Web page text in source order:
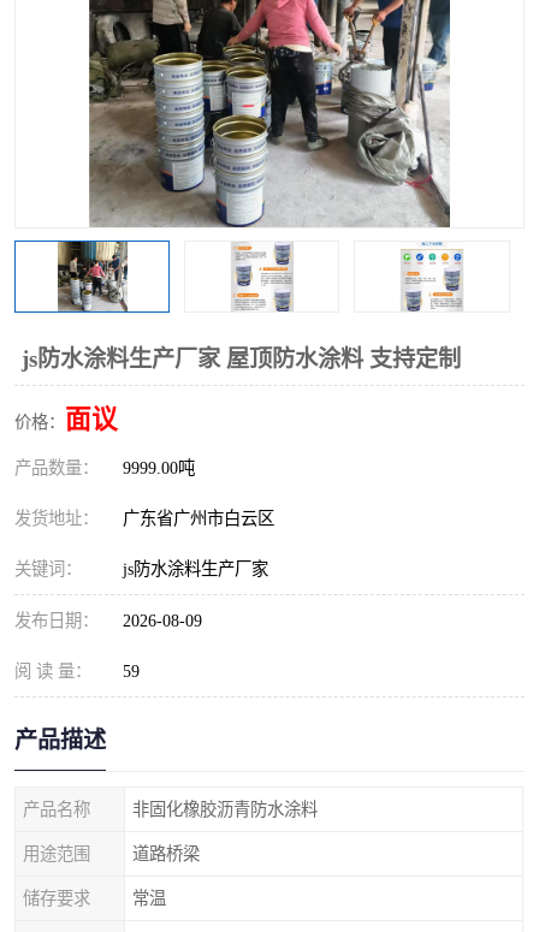
js防水涂料生产厂家 屋顶防水涂料 支持定制
价格： 面议
产品数量： 9999.00吨
发货地址： 广东省广州市白云区
关键词： js防水涂料生产厂家
发布日期： 2026-08-09
阅 读 量： 59
产品描述
产品名称 非固化橡胶沥青防水涂料
用途范围 道路桥梁
储存要求 常温